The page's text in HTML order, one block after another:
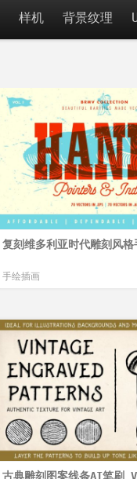
样机 背景纹理
复刻维多利亚时代雕刻风
手绘插画
古典雕刻图案线条AI笔刷